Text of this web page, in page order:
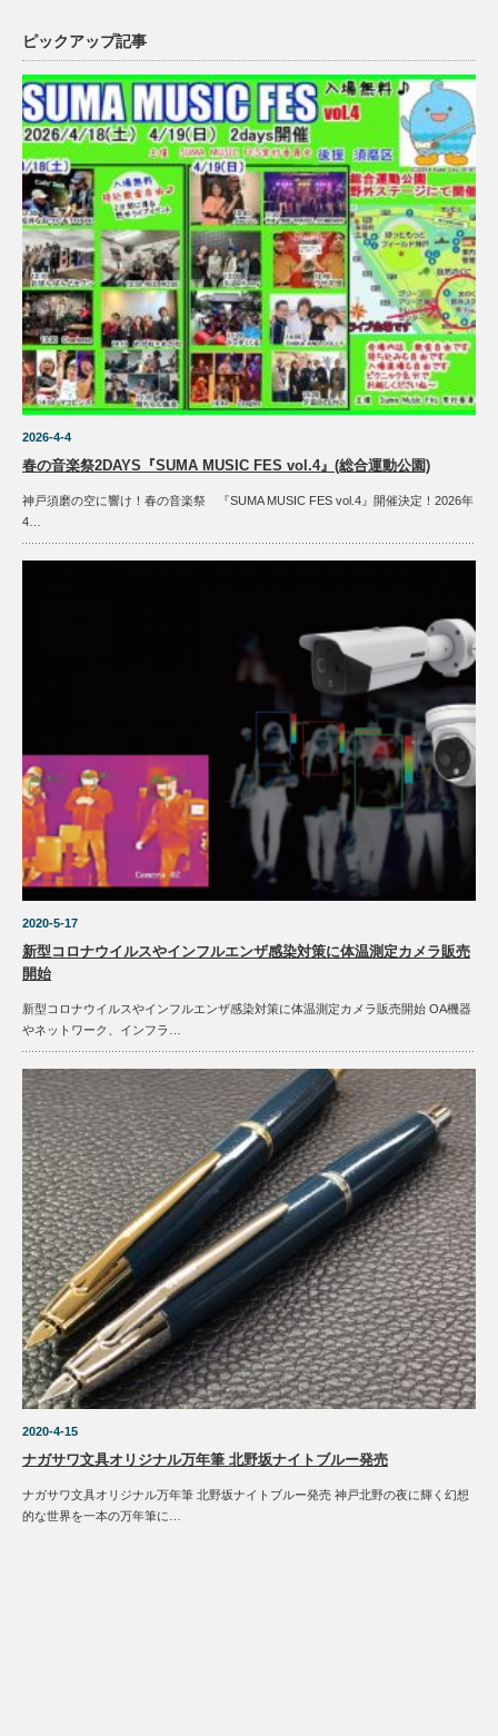
ピックアップ記事
2026-4-4
春の音楽祭2DAYS『SUMA MUSIC FES vol.4』(総合運動公園)
神戸須磨の空に響け！春の音楽祭 『SUMA MUSIC FES vol.4』開催決定！2026年
4…
2020-5-17
新型コロナウイルスやインフルエンザ感染対策に体温測定カメラ販売
開始
新型コロナウイルスやインフルエンザ感染対策に体温測定カメラ販売開始 OA機器
やネットワーク、インフラ…
2020-4-15
ナガサワ文具オリジナル万年筆 北野坂ナイトブルー発売
ナガサワ文具オリジナル万年筆 北野坂ナイトブルー発売 神戸北野の夜に輝く幻想
的な世界を一本の万年筆に…